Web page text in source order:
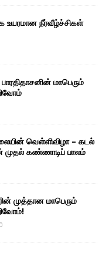
உயரமான நீர்வீழ்ச்சிகள்
மாபெரும்
வெள்ளிவிழா – கடல்
முதல் கண்ணாடிப் பாலம்
முத்தான மாபெரும்
0